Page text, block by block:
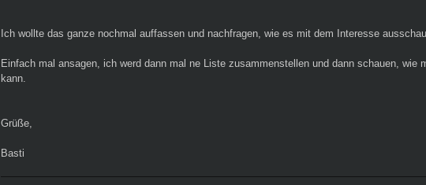
Ich wollte das ganze nochmal auffassen und nachfragen, wie es mit dem Interesse
Einfach mal ansagen, ich werd dann mal ne Liste zusammenstellen und dann schauen, wie
kann.
Grüße,
Basti